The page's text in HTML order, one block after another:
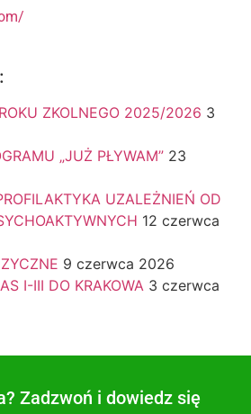
ZKOLNEGO 2025/2026 3
„JUŻ PŁYWAM” 23
UZALEŻNIEŃ OD
12 czerwca
9 czerwca 2026
I-III DO KRAKOWA 3 czerwca
Zadzwoń i dowiedz się